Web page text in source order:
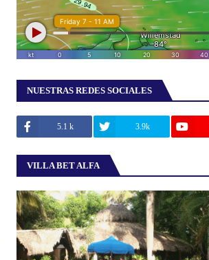
NUESTRAS REDES SOCIALES
5.1 k 3.9k
VILLA BET ALFA